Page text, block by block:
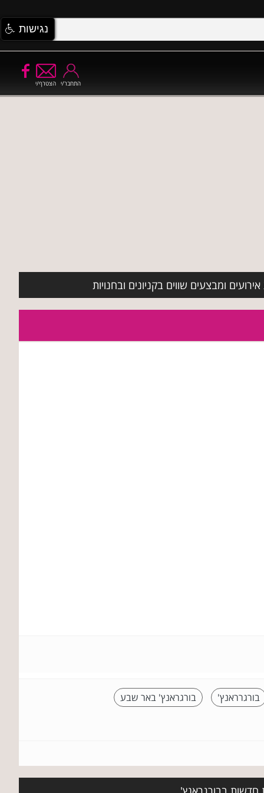
הצטרף/י התחבר/י
ומבצעים שווים בקניונים ובחנויות
בורגרראנץ'
בורגראנץ' באר שבע
נגישות